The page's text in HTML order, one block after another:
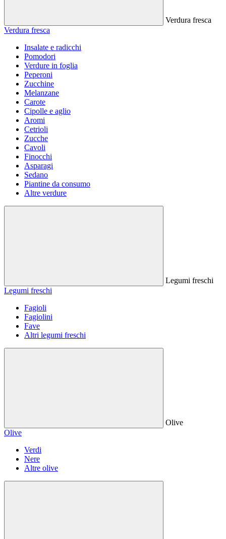
Verdura fresca
Verdura fresca
Insalate e radicchi
Pomodori
Verdure in foglia
Peperoni
Zucchine
Melanzane
Carote
Cipolle e aglio
Aromi
Cetrioli
Zucche
Cavoli
Finocchi
Asparagi
Sedano
Piantine da consumo
Altre verdure
Legumi freschi
Legumi freschi
Fagioli
Fagiolini
Fave
Altri legumi freschi
Olive
Olive
Verdi
Nere
Altre olive